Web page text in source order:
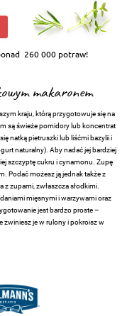
260 000 potraw!
makaronem
kraju, którą przygotowuje się na
są świeże pomidory lub koncentrat
natką pietruszki lub liśćmi bazylii i
naturalny). Aby nadać jej bardziej
szczyptę cukru i cynamonu. Zupę
Podać możesz ją jednak także z
zupami, zwłaszcza słodkimi.
mięsnymi i warzywami oraz
jest bardzo proste –
zwiniesz je w rulony i pokroisz w